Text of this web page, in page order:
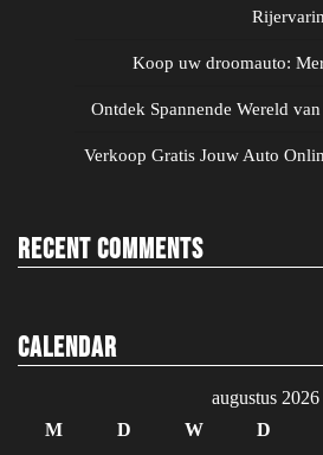
Koop uw droomauto:
Ontdek Spannende Wereld
Verkoop Gratis Jouw Auto
Recent Comments
Calendar
augustus 2026
M
D W D